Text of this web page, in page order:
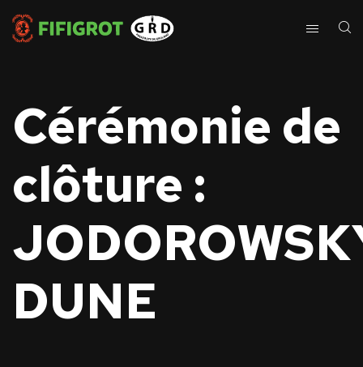
Cérémonie de
clôture :
DUNE